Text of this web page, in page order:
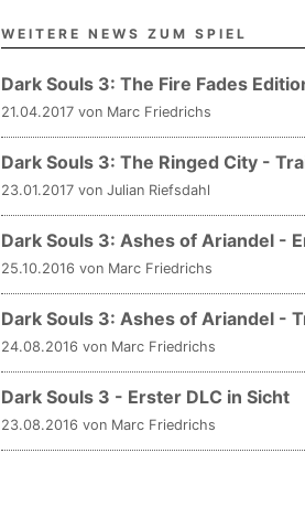
WEITERE NEWS ZUM SPIEL
Dark Souls 3: The Fire Fades
21.04.2017 von Marc Friedrichs
Dark Souls 3: The Ringed City -
23.01.2017 von Julian Riefsdahl
Dark Souls 3: Ashes of Ariandel -
25.10.2016 von Marc Friedrichs
Dark Souls 3: Ashes of Ariandel -
24.08.2016 von Marc Friedrichs
Dark Souls 3 - Erster DLC in Sicht
23.08.2016 von Marc Friedrichs